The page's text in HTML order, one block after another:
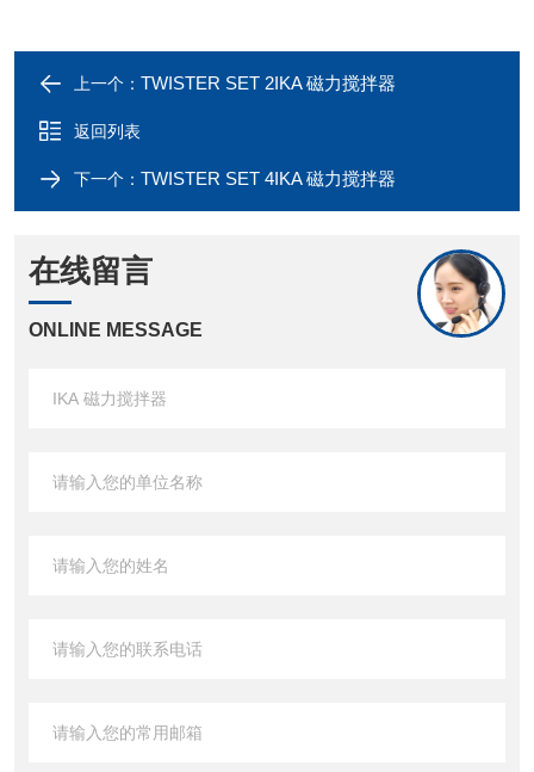
上一个： TWISTER SET 2IKA 磁力搅拌器
返回列表
下一个： TWISTER SET 4IKA 磁力搅拌器
在线留言
ONLINE MESSAGE